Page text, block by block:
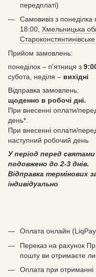
передплаті)
Самовивіз з
18:00, Хмельницька
Прийом замовлень:
понеділок – п'ятниця з
субота, неділя – вихідні
Відправка замовлень:
щоденно в робочі дні.
При внесенні оплати/
день*.
При внесенні оплати/
наступний робочий день
У період перед
подовжено до 2-3 днів.
Відправка термінових
індивідуально
Оплата онлайн
Переказ на рахунок
пошту ви отримаєте
Оплата при